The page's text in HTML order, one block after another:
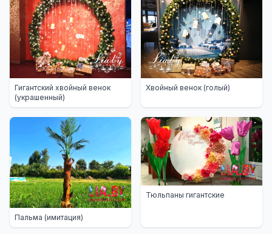
Гигантский хвойный венок
(украшенный)
Хвойный венок (голый)
Пальма (имитация)
Тюльпаны гигантские